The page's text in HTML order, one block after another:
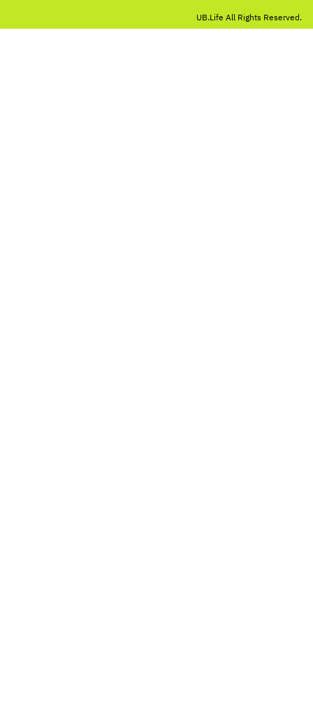
UB.Life All Rights Reserved.